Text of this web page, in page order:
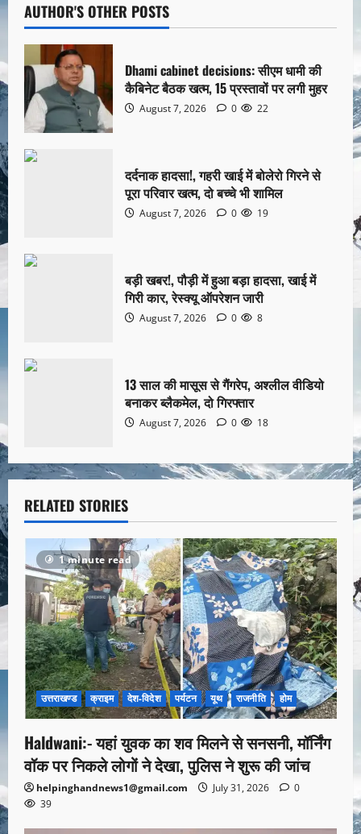
AUTHOR'S OTHER POSTS
Dhami cabinet decisions: सीएम धामी की
कैबिनेट बैठक खत्म, 15 प्रस्तावों पर लगी मुहर
August 7, 2026 0 22
दर्दनाक हादसा!, गहरी खाई में बोलेरो गिरने से
पूरा परिवार खत्म, दो बच्चे भी शामिल
August 7, 2026 0 19
बड़ी खबर!, पौड़ी में हुआ बड़ा हादसा, खाई में
गिरी कार, रेस्क्यू ऑपरेशन जारी
August 7, 2026 0 8
13 साल की मासूस से गैंगरेप, अश्लील वीडियो
बनाकर ब्लैकमेल, दो गिरफ्तार
August 7, 2026 0 18
RELATED STORIES
1 minute read
उत्तराखण्ड क्राइम देश-विदेश पर्यटन यूथ राजनीति होम
Haldwani:- यहां युवक का शव मिलने से सनसनी, मॉर्निंग
वॉक पर निकले लोगों ने देखा, पुलिस ने शुरू की जांच
helpinghandnews1@gmail.com July 31, 2026
0
39